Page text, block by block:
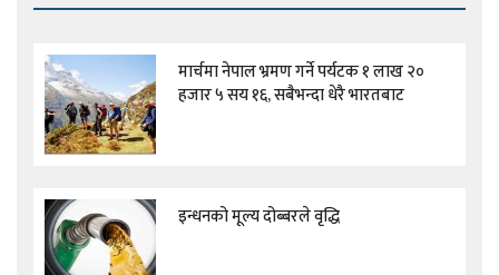
मार्चमा नेपाल भ्रमण गर्ने पर्यटक १ लाख २०
हजार ५ सय १६, सबैभन्दा धेरै भारतबाट
इन्धनको मूल्य दोब्बरले वृद्धि